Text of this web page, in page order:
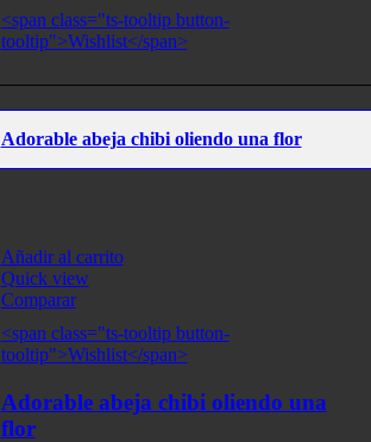
<span class="ts-tooltip button-
tooltip">Wishlist</span>
Adorable abeja chibi oliendo una flor
Añadir al carrito
Quick view
Comparar
<span class="ts-tooltip button-
tooltip">Wishlist</span>
Adorable abeja chibi oliendo una
flor